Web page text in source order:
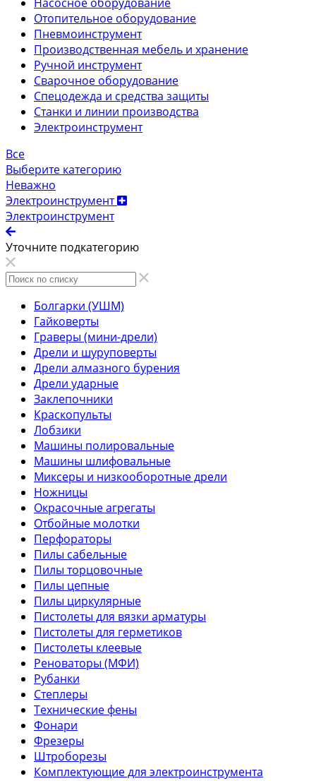
Насосное оборудование
Отопительное оборудование
Пневмоинструмент
Производственная мебель и хранение
Ручной инструмент
Сварочное оборудование
Спецодежда и средства защиты
Станки и линии производства
Электроинструмент
Все
Выберите категорию
Неважно
Электроинструмент
Электроинструмент
Уточните подкатегорию
Болгарки (УШМ)
Гайковерты
Граверы (мини-дрели)
Дрели и шуруповерты
Дрели алмазного бурения
Дрели ударные
Заклепочники
Краскопульты
Лобзики
Машины полировальные
Машины шлифовальные
Миксеры и низкооборотные дрели
Ножницы
Окрасочные агрегаты
Отбойные молотки
Перфораторы
Пилы сабельные
Пилы торцовочные
Пилы цепные
Пилы циркулярные
Пистолеты для вязки арматуры
Пистолеты для герметиков
Пистолеты клеевые
Реноваторы (МФИ)
Рубанки
Степлеры
Технические фены
Фонари
Фрезеры
Штроборезы
Комплектующие для электроинструмента